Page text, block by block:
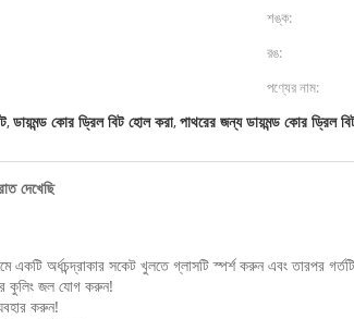
শঙ্ক:
রঙ:
পণ্যের নাম:
,ডায়মন্ড কোর ড্রিল বিট হোল করা,পাথরের জন্য ডায়মন্ড কোর ড্রিল
দেখেছি
অর্ধচন্দ্রাকার সকেট খুলতে গ্লাসটি স্পর্শ করুন এবং তারপর
কুলিং জল যোগ করুন!
করুন!